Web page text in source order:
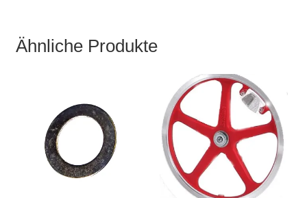
Ähnliche Produkte